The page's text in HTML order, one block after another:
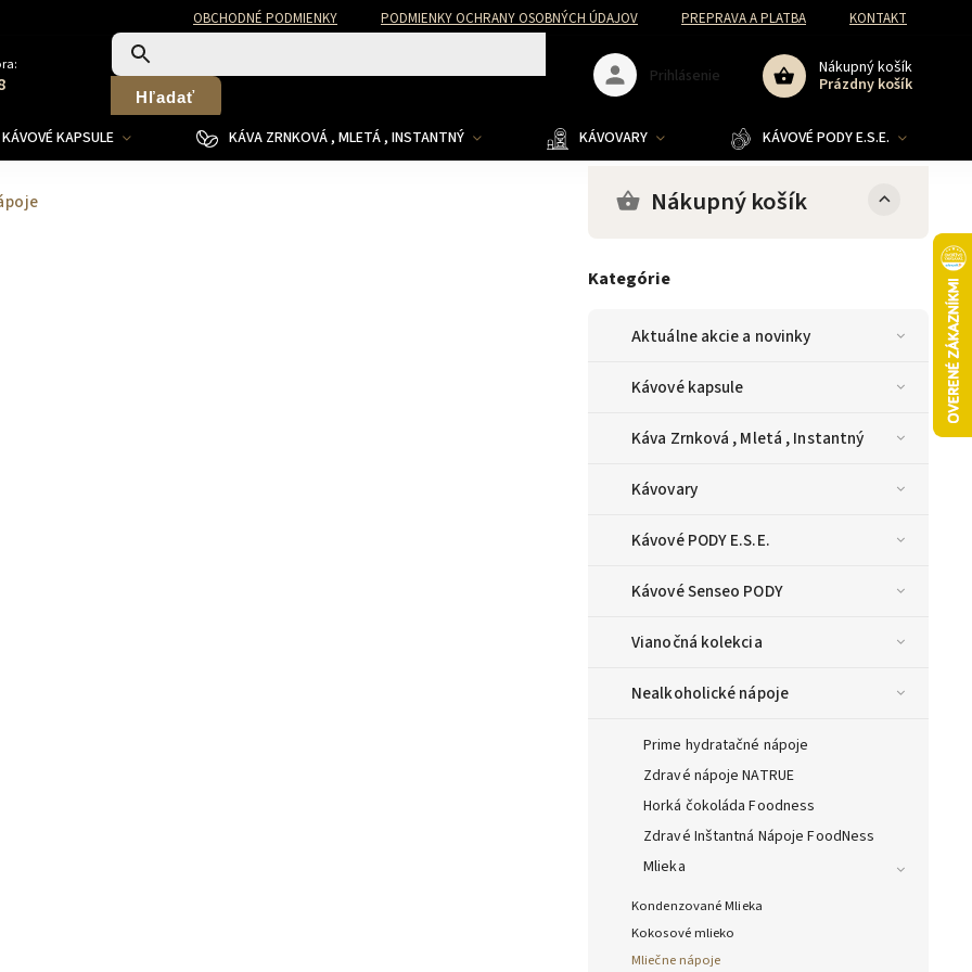
OBCHODNÉ PODMIENKY PODMIENKY OCHRANY OSOBNÝCH ÚDAJOV PREPRAVA A PLATBA KONTAKT
Hľadať
Nákupný košík
Prázdny košík
Prihlásenie
KÁVOVÉ KAPSULE KÁVA ZRNKOVÁ , MLETÁ , INSTANTNÝ KÁVOVARY KÁVOVÉ PODY E.S.E.
Nákupný košík
Kategórie
Aktuálne akcie a novinky
Kávové kapsule
Káva Zrnková , Mletá , Instantný
Kávovary
Kávové PODY E.S.E.
Kávové Senseo PODY
Vianočná kolekcia
Nealkoholické nápoje
Prime hydratačné nápoje
Zdravé nápoje NATRUE
Horká čokoláda Foodness
Zdravé Inštantná Nápoje FoodNess
Mlieka
Kondenzované Mlieka
Kokosové mlieko
Mliečne nápoje